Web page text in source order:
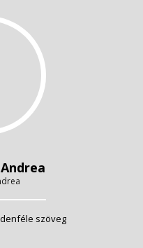
szöveg